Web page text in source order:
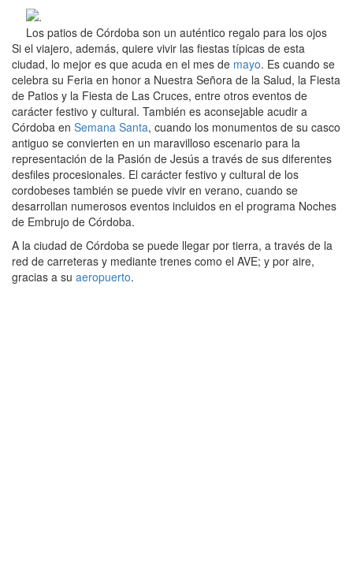
Los patios de Córdoba son un auténtico regalo para los ojos
Si el viajero, además, quiere vivir las fiestas típicas de esta
ciudad, lo mejor es que acuda en el mes de mayo. Es cuando se
celebra su Feria en honor a Nuestra Señora de la Salud, la Fiesta
de Patios y la Fiesta de Las Cruces, entre otros eventos de
carácter festivo y cultural. También es aconsejable acudir a
Córdoba en Semana Santa, cuando los monumentos de su casco
antiguo se convierten en un maravilloso escenario para la
representación de la Pasión de Jesús a través de sus diferentes
desfiles procesionales. El carácter festivo y cultural de los
cordobeses también se puede vivir en verano, cuando se
desarrollan numerosos eventos incluidos en el programa Noches
de Embrujo de Córdoba.
A la ciudad de Córdoba se puede llegar por tierra, a través de la
red de carreteras y mediante trenes como el AVE; y por aire,
gracias a su aeropuerto.